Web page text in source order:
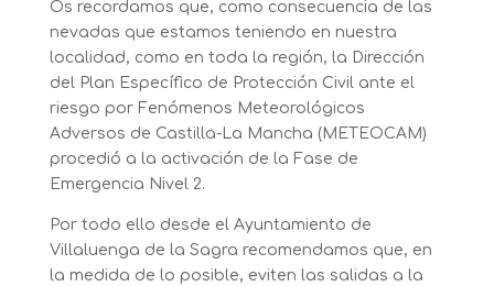
Os recordamos que, como consecuencia de las
nevadas que estamos teniendo en nuestra
localidad, como en toda la región, la Dirección
del Plan Específico de Protección Civil ante el
riesgo por Fenómenos Meteorológicos
Adversos de Castilla-La Mancha (METEOCAM)
procedió a la activación de la Fase de
Emergencia Nivel 2.
Por todo ello desde el Ayuntamiento de
Villaluenga de la Sagra recomendamos que, en
la medida de lo posible, eviten las salidas a la